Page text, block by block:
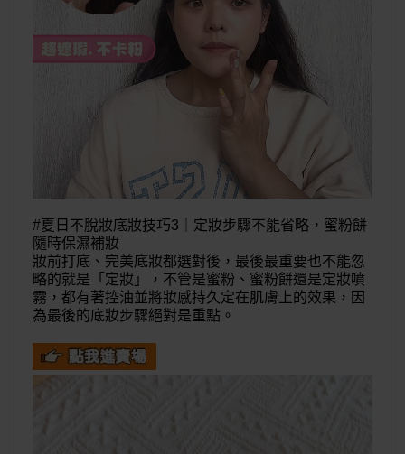
#夏日不脫妝底妝技巧3｜定妝步驟不能省略，蜜粉餅
隨時保濕補妝
妝前打底、完美底妝都選對後，最後最重要也不能忽
略的就是「定妝」，不管是蜜粉、蜜粉餅還是定妝噴
霧，都有著控油並將妝感持久定在肌膚上的效果，因
為最後的底妝步驟絕對是重點。